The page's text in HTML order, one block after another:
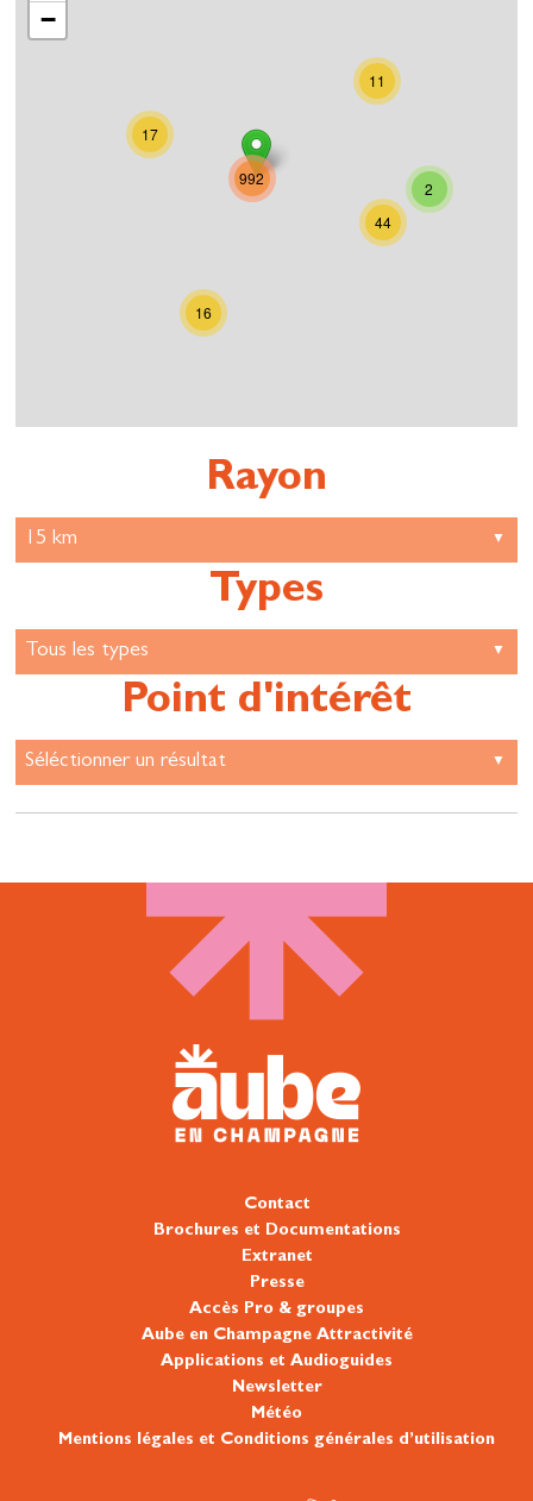
2
11
16
44
17
992
−
Rayon
Types
Point d'intérêt
Contact
Brochures et Documentations
Extranet
Presse
Accès Pro & groupes
Aube en Champagne Attractivité
Applications et Audioguides
Newsletter
Météo
Mentions légales et Conditions générales d’utilisation